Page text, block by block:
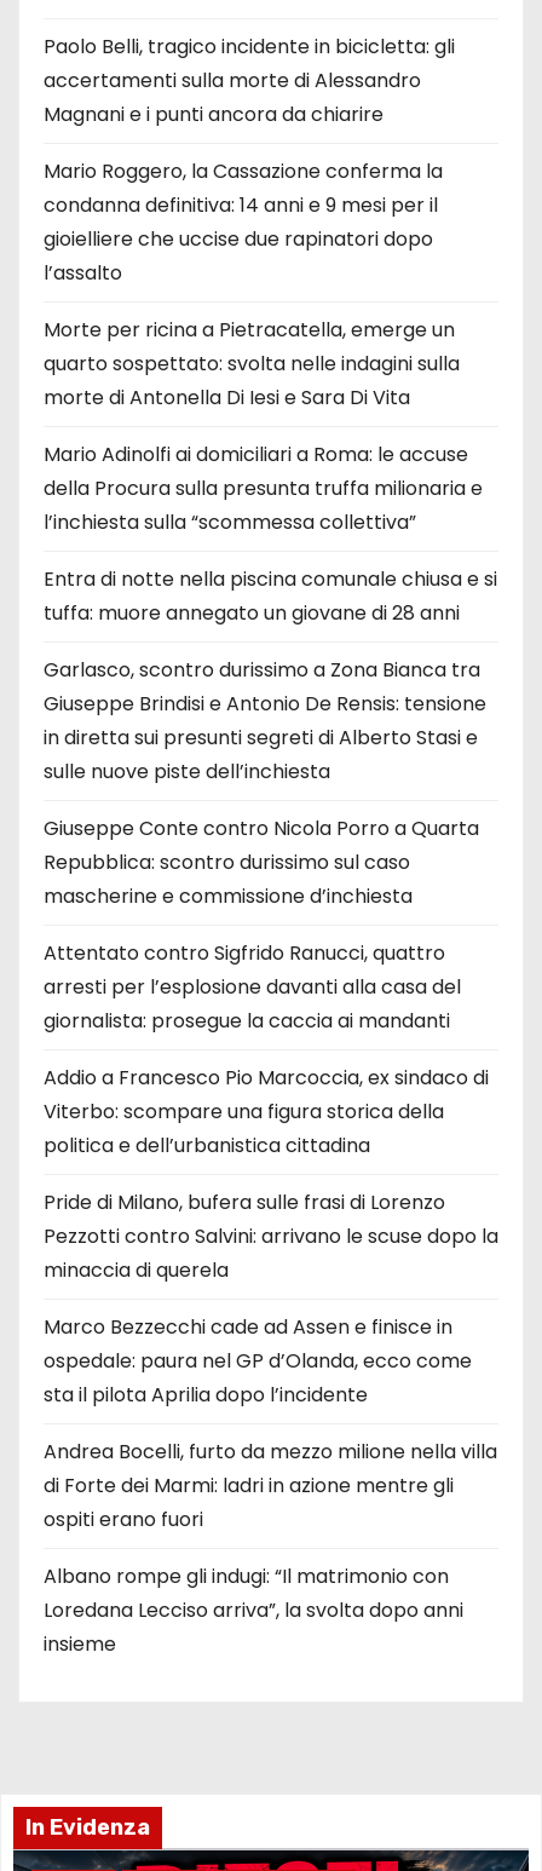
Paolo Belli, tragico incidente in bicicletta: gli
accertamenti sulla morte di Alessandro
Magnani e i punti ancora da chiarire
Mario Roggero, la Cassazione conferma la
condanna definitiva: 14 anni e 9 mesi per il
gioielliere che uccise due rapinatori dopo
l’assalto
Morte per ricina a Pietracatella, emerge un
quarto sospettato: svolta nelle indagini sulla
morte di Antonella Di Iesi e Sara Di Vita
Mario Adinolfi ai domiciliari a Roma: le accuse
della Procura sulla presunta truffa milionaria e
l’inchiesta sulla “scommessa collettiva”
Entra di notte nella piscina comunale chiusa e si
tuffa: muore annegato un giovane di 28 anni
Garlasco, scontro durissimo a Zona Bianca tra
Giuseppe Brindisi e Antonio De Rensis: tensione
in diretta sui presunti segreti di Alberto Stasi e
sulle nuove piste dell’inchiesta
Giuseppe Conte contro Nicola Porro a Quarta
Repubblica: scontro durissimo sul caso
mascherine e commissione d’inchiesta
Attentato contro Sigfrido Ranucci, quattro
arresti per l’esplosione davanti alla casa del
giornalista: prosegue la caccia ai mandanti
Addio a Francesco Pio Marcoccia, ex sindaco di
Viterbo: scompare una figura storica della
politica e dell’urbanistica cittadina
Pride di Milano, bufera sulle frasi di Lorenzo
Pezzotti contro Salvini: arrivano le scuse dopo la
minaccia di querela
Marco Bezzecchi cade ad Assen e finisce in
ospedale: paura nel GP d’Olanda, ecco come
sta il pilota Aprilia dopo l’incidente
Andrea Bocelli, furto da mezzo milione nella villa
di Forte dei Marmi: ladri in azione mentre gli
ospiti erano fuori
Albano rompe gli indugi: “Il matrimonio con
Loredana Lecciso arriva”, la svolta dopo anni
insieme
In Evidenza